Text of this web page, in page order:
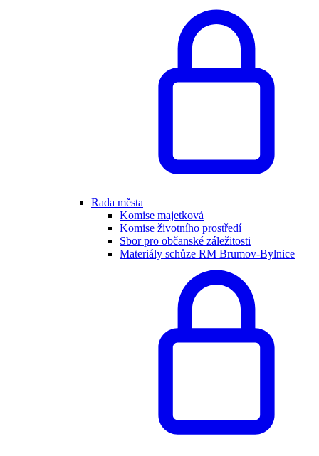
Rada města
Komise majetková
Komise životního prostředí
Sbor pro občanské záležitosti
Materiály schůze RM Brumov-Bylnice